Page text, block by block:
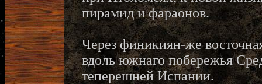
пирамид и фараонов.
Через финикиян-же
вдоль южнаго побережья
теперешней Испании.